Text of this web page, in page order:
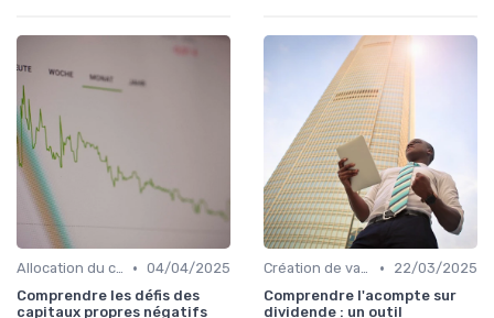
Allocation du capital & arbitrages • 04/04/2025
Comprendre les défis des
capitaux propres négatifs
Création de valeur & rentabilité •
22/03/2025
Comprendre l'acompte sur
dividende : un outil